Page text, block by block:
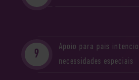
Apoio para pais
necessidades especiais